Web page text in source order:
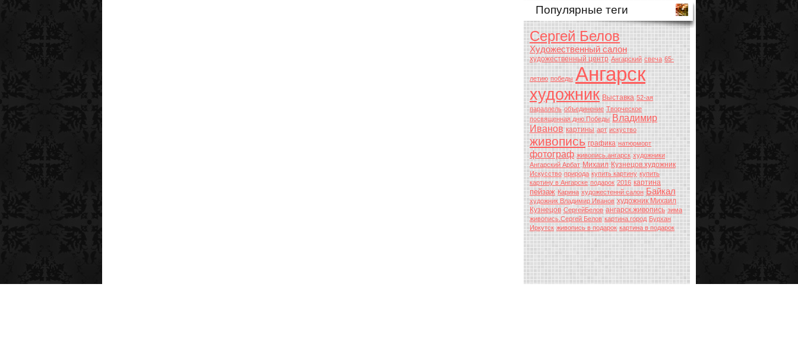
Популярные теги
Сергей Белов
Художественный салон
художественный центр Ангарский свеча 65-
летию победы Ангарск
художник Выставка 52-ая
параллель объединение Творческое
посвященная дню Победы Владимир
Иванов картины арт искуство
живопись графика натюрморт
фотограф живопись.ангарск художники
Ангарский Арбат Михаил Кузнецов.художник
Искусство природа купить картину купить
картину в Ангарске подарок 2016 картина
пейзаж Карина художестеннй салон Байкал
художник Владимир Иванов художник Михаил
Кузнецов СергейБелов ангарск.живопись зима
живопись.Сергей Белов картина.город Бурхан
Иркутск живопись в подарок картина в подарок